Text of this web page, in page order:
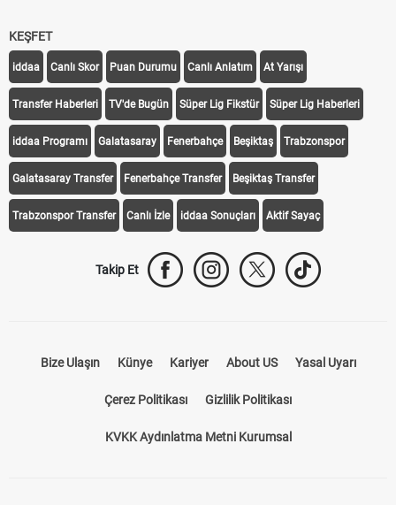
KEŞFET
iddaa Canlı Skor Puan Durumu Canlı Anlatım At Yarışı
Transfer Haberleri TV'de Bugün Süper Lig Fikstür Süper Lig Haberleri
iddaa Programı Galatasaray Fenerbahçe Beşiktaş Trabzonspor
Galatasaray Transfer Fenerbahçe Transfer Beşiktaş Transfer
Trabzonspor Transfer Canlı İzle iddaa Sonuçları Aktif Sayaç
Takip Et
Bize Ulaşın Künye Kariyer About US Yasal Uyarı
Çerez Politikası Gizlilik Politikası
KVKK Aydınlatma Metni Kurumsal